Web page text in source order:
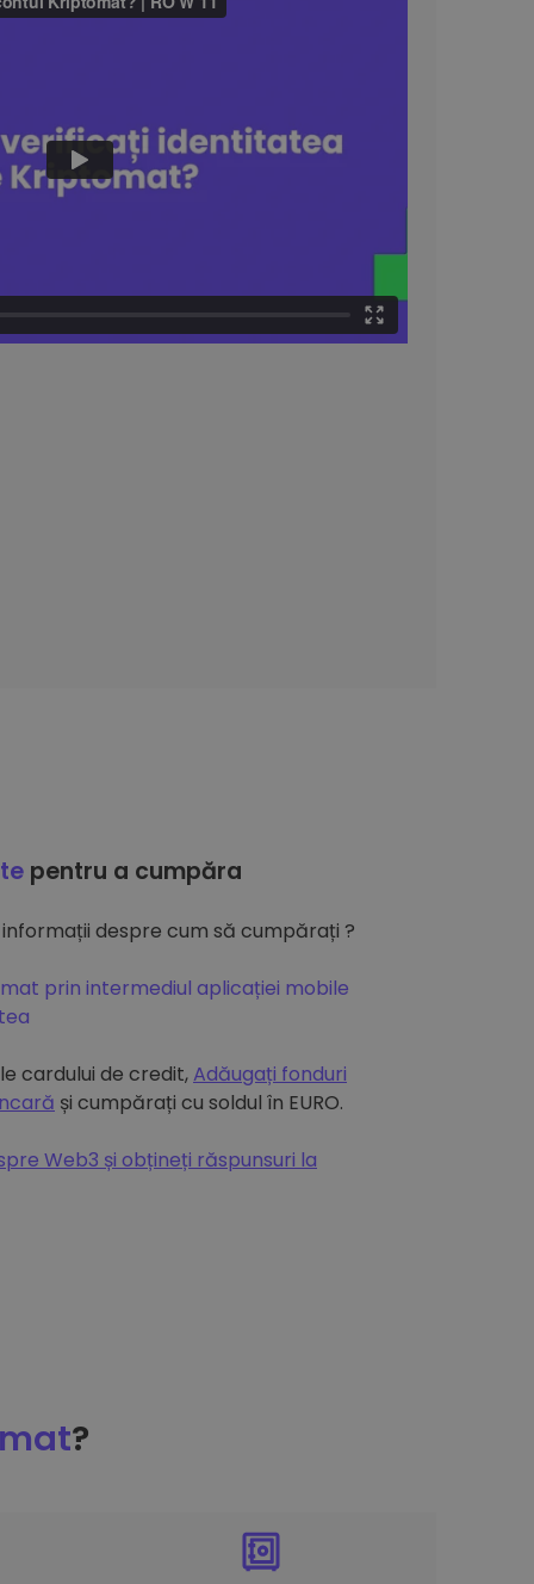
pentru a cumpăra
despre cum să cumpărați ?
prin intermediul aplicației mobile
cardului de credit,Adăugați fonduri
și cumpărați cu soldul în EURO.
Web3 și obțineți răspunsuri la
?